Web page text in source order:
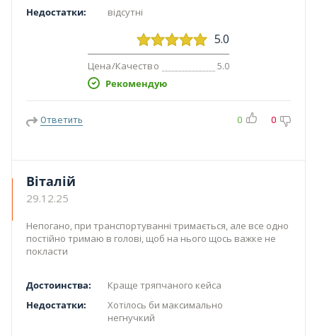
Недостатки:
відсутні
5.0
Цена/Качество 5.0
Рекомендую
Ответить 0 0
Віталій
29.12.25
Непогано, при транспортуванні тримається, але все одно
постійно тримаю в голові, щоб на нього щось важке не
покласти
Достоинства:
Краще тряпчаного кейса
Недостатки:
Хотілось би максимально
негнучкий